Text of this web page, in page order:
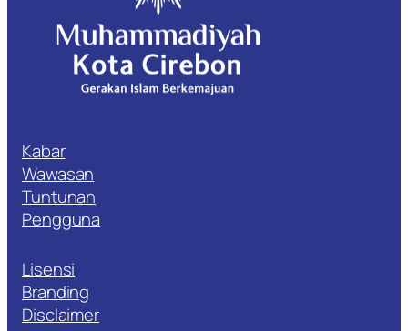
Kabar
Wawasan
Tuntunan
Pengguna
Lisensi
Branding
Disclaimer